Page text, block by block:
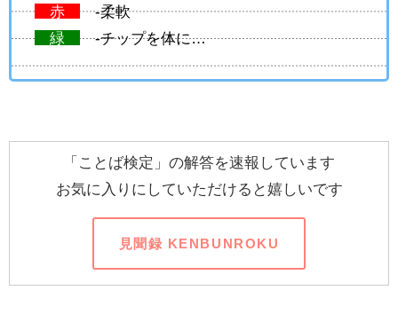
赤
-柔軟
緑
-チップを体に…
「ことば検定」の解答を速報しています
お気に入りにしていただけると嬉しいです
見聞録 KENBUNROKU